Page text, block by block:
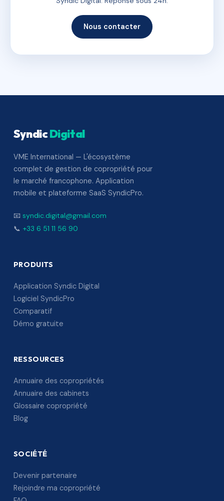
Nous contacter
SyndicDigital
VME International — L'écosystème
complet de gestion de copropriété pour
le marché francophone. Application
mobile et plateforme SaaS SyndicPro.
📧 syndic.digital@gmail.com
📞 +33 6 51 11 56 90
PRODUITS
Application Syndic Digital
Logiciel SyndicPro
Comparatif
Démo gratuite
RESSOURCES
Annuaire des copropriétés
Annuaire des cabinets
Glossaire copropriété
Blog
SOCIÉTÉ
Devenir partenaire
Rejoindre ma copropriété